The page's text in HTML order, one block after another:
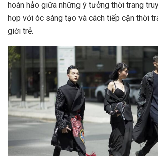
hoàn hảo giữa những ý tưởng thời trang
hợp với óc sáng tạo và cách tiếp cận thời
giới trẻ.